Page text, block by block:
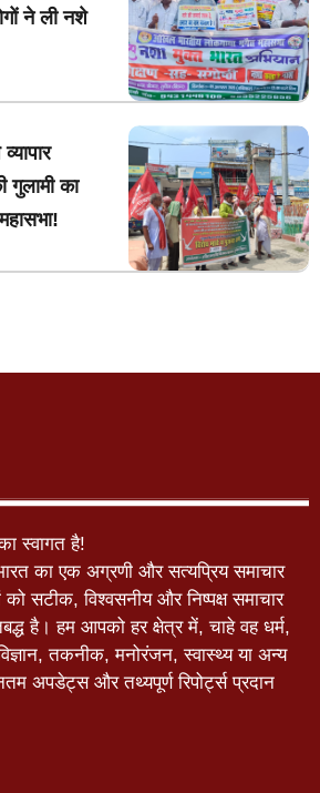
ने ली नशे
गुलामी का
स्वागत है!
का एक अग्रणी और सत्यप्रिय समाचार
सटीक, विश्वसनीय और निष्पक्ष समाचार
है। हम आपको हर क्षेत्र में, चाहे वह धर्म,
तकनीक, मनोरंजन, स्वास्थ्य या अन्य
अपडेट्स और तथ्यपूर्ण रिपोर्ट्स प्रदान